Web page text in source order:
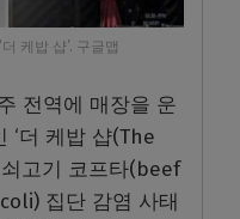
케밥 샵’. 구글맵
전역에 매장을 운
‘더 케밥 샵(The
고기 코프타(beef
집단 감염 사태